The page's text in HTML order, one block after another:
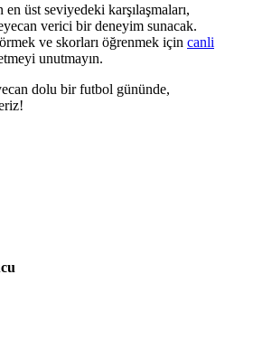
üst seviyedeki karşılaşmaları,
verici bir deneyim sunacak.
ve skorları öğrenmek için canli
unutmayın.
dolu bir futbol gününde,